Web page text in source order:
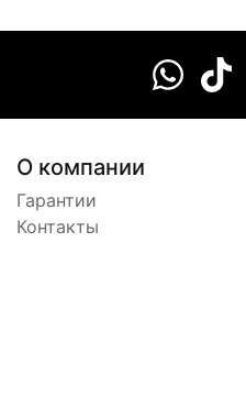
О компании
Гарантии
Контакты